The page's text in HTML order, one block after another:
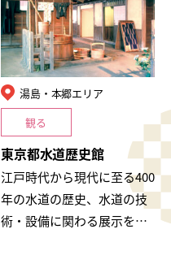
存・公開。ロビーでのビデ
オ上映や小冊…
湯島・本郷エリア
観る
東京都水道歴史館
江戸時代から現代に至る400
年の水道の歴史、水道の技
術・設備に関わる展示を公